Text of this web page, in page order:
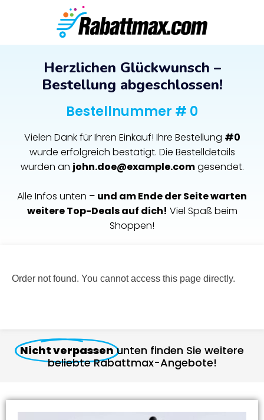
Herzlichen Glückwunsch –
Bestellung abgeschlossen!
Bestellnummer # 0
Vielen Dank für Ihren Einkauf! Ihre Bestellung #0
wurde erfolgreich bestätigt. Die Bestelldetails
wurden an john.doe@example.comgesendet.
Alle Infos unten – und am Ende der Seite warten
weitere Top-Deals auf dich! Viel Spaß beim
Shoppen!
Order not found. You cannot access this page directly.
Nicht verpassen unten finden Sie weitere
beliebte Rabattmax-Angebote!